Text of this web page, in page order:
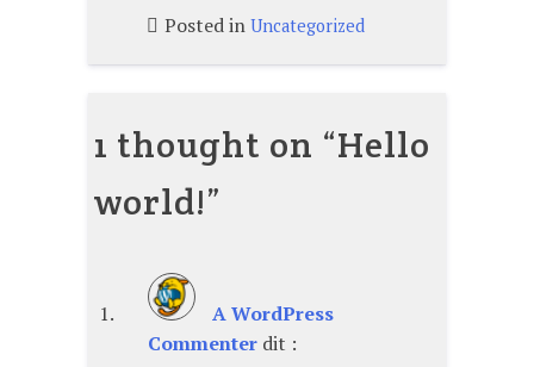
Posted in Uncategorized
1 thought on “Hello
world!”
A WordPress
Commenter dit :